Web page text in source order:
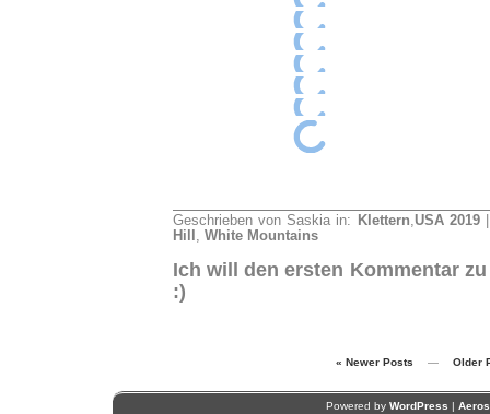
Geschrieben von Saskia in: Klettern,USA 2019
Hill
, White Mountains
Ich will den ersten Kommentar
:)
« Newer Posts — Older
Powered by WordPress |